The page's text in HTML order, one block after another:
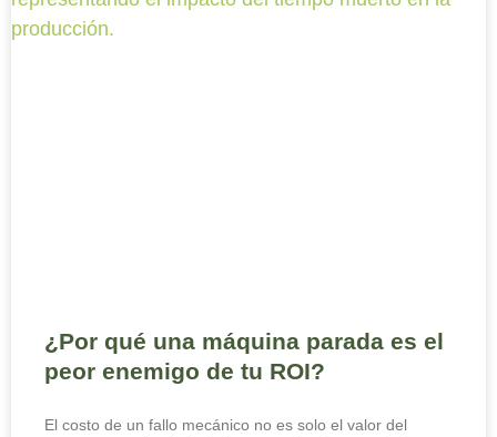
¿Por qué una máquina parada es el
peor enemigo de tu ROI?
El costo de un fallo mecánico no es solo el valor del